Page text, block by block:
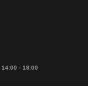
14:00 - 18:00